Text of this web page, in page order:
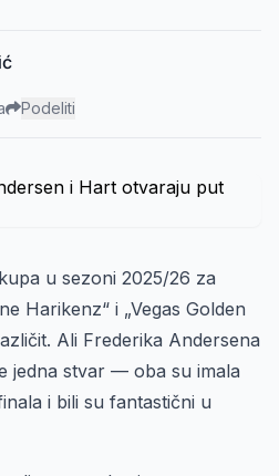
Podeliti
u sezoni 2025/26 za
Harikenz“ i „Vegas Golden
Ali Frederika Andersena
jedna stvar — oba su imala
i bili su fantastični u